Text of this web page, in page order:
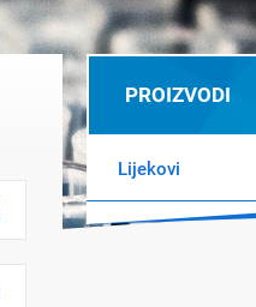
PROIZVODI
Lijekovi